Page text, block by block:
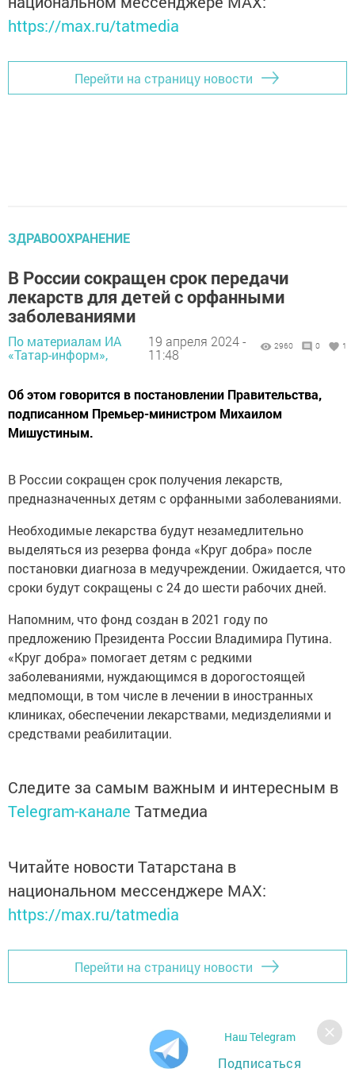
https://max.ru/tatmedia
Перейти на страницу новости
ЗДРАВООХРАНЕНИЕ
В России сокращен срок передачи
лекарств для детей с орфанными
заболеваниями
По материалам ИА
«Татар-информ»,
19 апреля 2024 -
11:48
2960 0 1
Об этом говорится в постановлении Правительства,
подписанном Премьер-министром Михаилом
Мишустиным.
В России сокращен срок получения лекарств,
предназначенных детям с орфанными заболеваниями.
Необходимые лекарства будут незамедлительно
выделяться из резерва фонда «Круг добра» после
постановки диагноза в медучреждении. Ожидается, что
сроки будут сокращены с 24 до шести рабочих дней.
Напомним, что фонд создан в 2021 году по
предложению Президента России Владимира Путина.
«Круг добра» помогает детям с редкими
заболеваниями, нуждающимся в дорогостоящей
медпомощи, в том числе в лечении в иностранных
клиниках, обеспечении лекарствами, медизделиями и
средствами реабилитации.
Следите за самым важным и интересным в
Telegram-канале Татмедиа
Читайте новости Татарстана в
национальном мессенджере MАХ:
https://max.ru/tatmedia
Перейти на страницу новости
Наш Telegram
Подписаться